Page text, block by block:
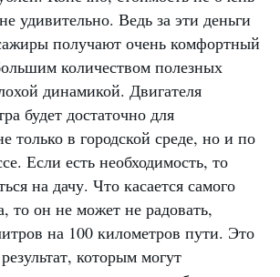
удивительно. Ведь за эти деньги
получают очень комфортный
количеством полезных
динамикой. Двигателя
будет достаточно для
только в городской среде, но и по
Если есть необходимость, то
на дачу. Что касается самого
то он не может не радовать,
на 100 километров пути. Это
которым могут